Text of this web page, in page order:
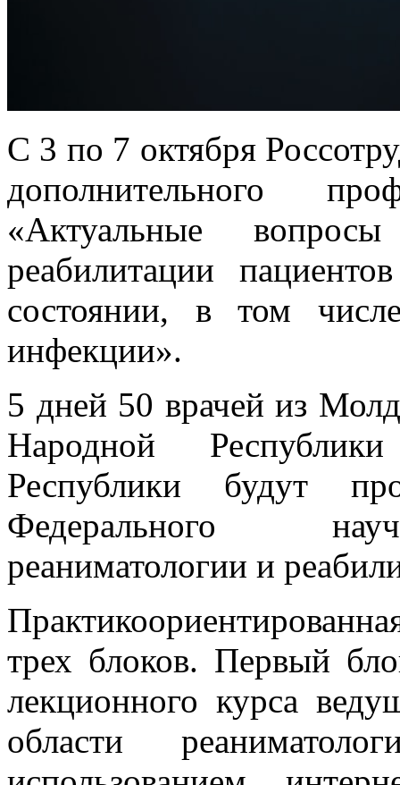
С 3 по 7 октября
дополнительного
«Актуальные
реабилитации
состоянии, в том
инфекции».
5 дней 50 врачей из
Народной
Республики будут
Федерального
реаниматологии и
трех блоков. Первый
лекционного курса
области